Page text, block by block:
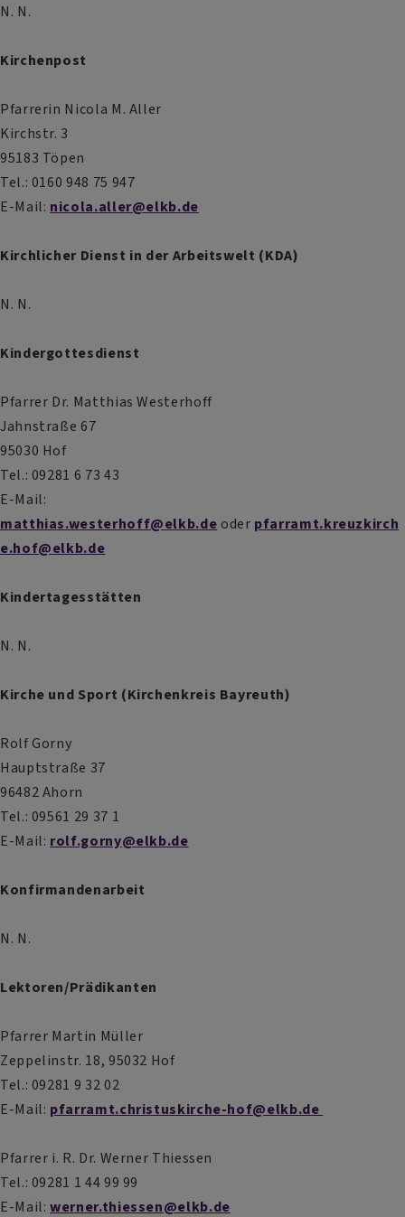
N. N.
Kirchenpost
Pfarrerin Nicola M. Aller
Kirchstr. 3
95183 Töpen
Tel.: 0160 948 75 947
E-Mail: nicola.aller@elkb.de
Kirchlicher Dienst in der Arbeitswelt (KDA)
N. N.
Kindergottesdienst
Pfarrer Dr. Matthias Westerhoff
Jahnstraße 67
95030 Hof
Tel.: 09281 6 73 43
E-Mail:
matthias.westerhoff@elkb.de oder pfarramt.kreuzkirch
e.hof@elkb.de
Kindertagesstätten
N. N.
Kirche und Sport (Kirchenkreis Bayreuth)
Rolf Gorny
Hauptstraße 37
96482 Ahorn
Tel.: 09561 29 37 1
E-Mail: rolf.gorny@elkb.de
Konfirmandenarbeit
N. N.
Lektoren/Prädikanten
Pfarrer Martin Müller
Zeppelinstr. 18, 95032 Hof
Tel.: 09281 9 32 02
E-Mail: pfarramt.christuskirche-hof@elkb.de
Pfarrer i. R. Dr. Werner Thiessen
Tel.: 09281 1 44 99 99
E-Mail:werner.thiessen@elkb.de